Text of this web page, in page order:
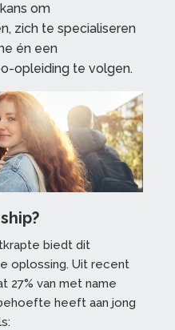
om
zich te specialiseren
én een
opleiding te volgen.
biedt dit
oplossing. Uit recent
27% van met name
heeft aan jong